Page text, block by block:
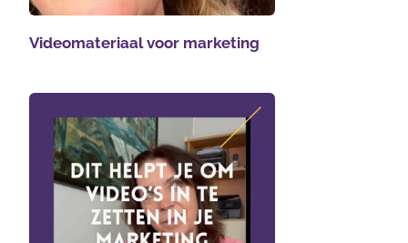
Videomateriaal voor marketing